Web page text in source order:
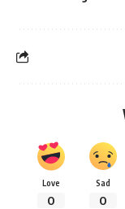
Love
0
Sad
0